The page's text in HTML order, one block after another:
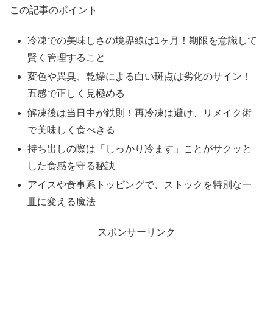
この記事のポイント
冷凍での美味しさの境界線は1ヶ月！期限を意識して
賢く管理すること
変色や異臭、乾燥による白い斑点は劣化のサイン！
五感で正しく見極める
解凍後は当日中が鉄則！再冷凍は避け、リメイク術
で美味しく食べきる
持ち出しの際は「しっかり冷ます」ことがサクッと
した食感を守る秘訣
アイスや食事系トッピングで、ストックを特別な一
皿に変える魔法
スポンサーリンク